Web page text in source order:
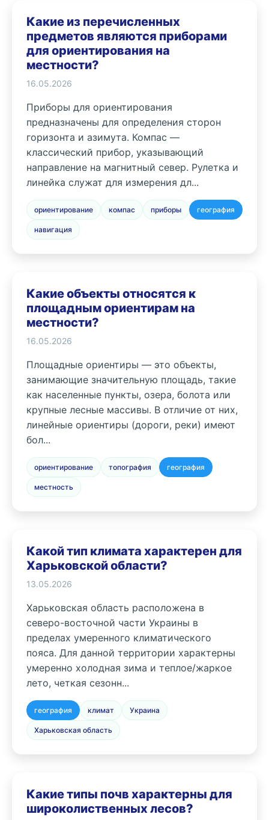
Какие из перечисленных
предметов являются приборами
для ориентирования на
местности?
16.05.2026
Приборы для ориентирования
предназначены для определения сторон
горизонта и азимута. Компас —
классический прибор, указывающий
направление на магнитный север. Рулетка и
линейка служат для измерения дл...
ориентирование компас приборы география
навигация
Какие объекты относятся к
площадным ориентирам на
местности?
16.05.2026
Площадные ориентиры — это объекты,
занимающие значительную площадь, такие
как населенные пункты, озера, болота или
крупные лесные массивы. В отличие от них,
линейные ориентиры (дороги, реки) имеют
бол...
ориентирование топография география
местность
Какой тип климата характерен для
Харьковской области?
13.05.2026
Харьковская область расположена в
северо-восточной части Украины в
пределах умеренного климатического
пояса. Для данной территории характерны
умеренно холодная зима и теплое/жаркое
лето, четкая сезонн...
география климат Украина
Харьковская область
Какие типы почв характерны для
широколиственных лесов?